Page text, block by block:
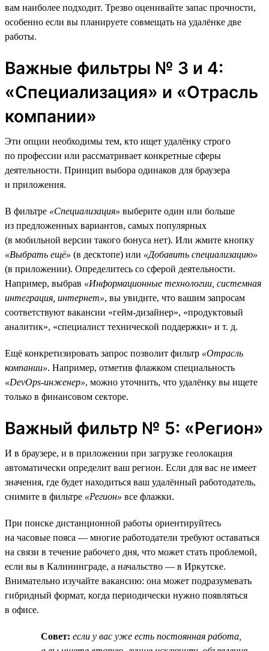
вам наиболее подходит. Трезво оценивайте запас прочности,
особенно если вы планируете совмещать на удалёнке две
работы.
Важные фильтры № 3 и 4:
«Специализация» и «Отрасль
компании»
Эти опции необходимы тем, кто ищет удалёнку строго
по профессии или рассматривает конкретные сферы
деятельности. Принцип выбора одинаков для браузера
и приложения.
В фильтре «Специализация» выберите один или больше
из предложенных вариантов, самых популярных
(в мобильной версии такого бонуса нет). Или жмите кнопку
«Выбрать ещё» (в десктопе) или «Добавить специализацию»
(в приложении). Определитесь со сферой деятельности.
Например, выбрав «Информационные технологии, системная
интеграция, интернет», вы увидите, что вашим запросам
соответствуют вакансии «гейм-дизайнер», «продуктовый
аналитик», «специалист технической поддержки» и т. д.
Ещё конкретизировать запрос позволит фильтр «Отрасль
компании». Например, отметив флажком специальность
«DevOps-инженер», можно уточнить, что удалёнку вы ищете
только в финансовом секторе.
Важный фильтр № 5: «Регион»
И в браузере, и в приложении при загрузке геолокация
автоматически определит ваш регион. Если для вас не имеет
значения, где будет находиться ваш удалённый работодатель,
снимите в фильтре «Регион» все флажки.
При поиске дистанционной работы ориентируйтесь
на часовые пояса — многие работодатели требуют оставаться
на связи в течение рабочего дня, что может стать проблемой,
если вы в Калининграде, а начальство — в Иркутске.
Внимательно изучайте вакансию: она может подразумевать
гибридный формат, когда периодически нужно появляться
в офисе.
Совет: если у вас уже есть постоянная работа,